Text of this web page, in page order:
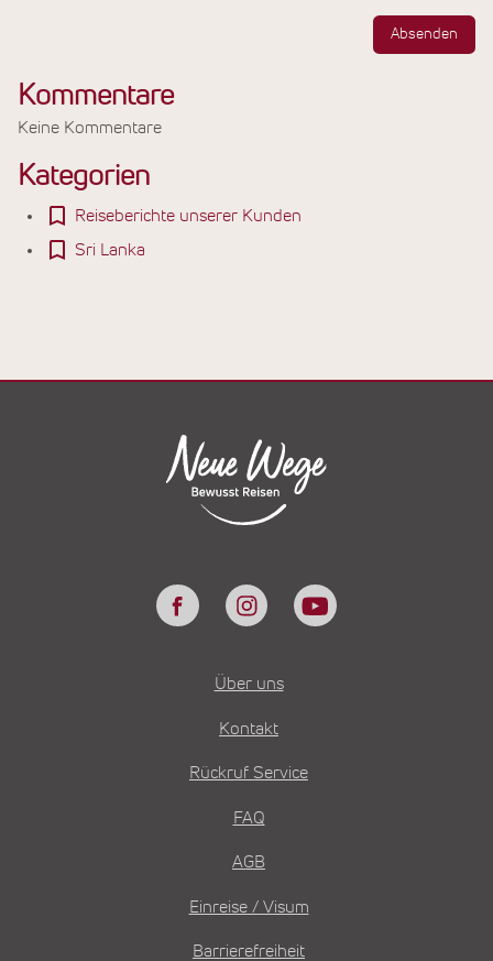
Absenden
Kommentare
Keine Kommentare
Kategorien
Reiseberichte unserer Kunden
Sri Lanka
Über uns
Kontakt
Rückruf Service
FAQ
AGB
Einreise / Visum
Barrierefreiheit